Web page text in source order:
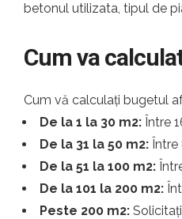
betonul utilizata, tipul de
Cum va
Cum vă calculați bugetul
De la 1 la 30 m2: Între
De la 31 la 50 m2: Între
De la 51 la 100 m2:
De la 101 la 200 m2:
Peste 200 m2: